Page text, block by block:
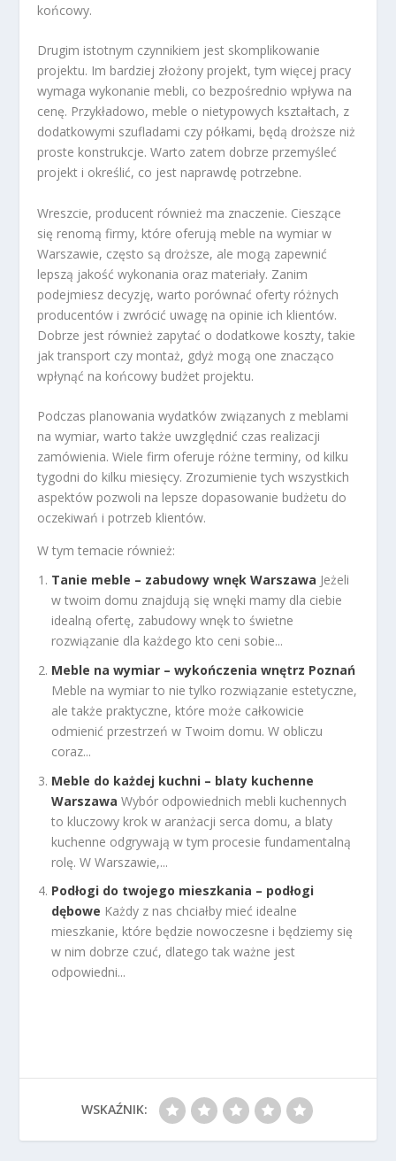
końcowy.
Drugim istotnym czynnikiem jest skomplikowanie
projektu. Im bardziej złożony projekt, tym więcej pracy
wymaga wykonanie mebli, co bezpośrednio wpływa na
cenę. Przykładowo, meble o nietypowych kształtach, z
dodatkowymi szufladami czy półkami, będą droższe niż
proste konstrukcje. Warto zatem dobrze przemyśleć
projekt i określić, co jest naprawdę potrzebne.
Wreszcie, producent również ma znaczenie. Cieszące
się renomą firmy, które oferują meble na wymiar w
Warszawie, często są droższe, ale mogą zapewnić
lepszą jakość wykonania oraz materiały. Zanim
podejmiesz decyzję, warto porównać oferty różnych
producentów i zwrócić uwagę na opinie ich klientów.
Dobrze jest również zapytać o dodatkowe koszty, takie
jak transport czy montaż, gdyż mogą one znacząco
wpłynąć na końcowy budżet projektu.
Podczas planowania wydatków związanych z meblami
na wymiar, warto także uwzględnić czas realizacji
zamówienia. Wiele firm oferuje różne terminy, od kilku
tygodni do kilku miesięcy. Zrozumienie tych wszystkich
aspektów pozwoli na lepsze dopasowanie budżetu do
oczekiwań i potrzeb klientów.
W tym temacie również:
Tanie meble – zabudowy wnęk Warszawa Jeżeli
w twoim domu znajdują się wnęki mamy dla ciebie
idealną ofertę, zabudowy wnęk to świetne
rozwiązanie dla każdego kto ceni sobie...
Meble na wymiar – wykończenia wnętrz Poznań
Meble na wymiar to nie tylko rozwiązanie estetyczne,
ale także praktyczne, które może całkowicie
odmienić przestrzeń w Twoim domu. W obliczu
coraz...
Meble do każdej kuchni – blaty kuchenne
Warszawa Wybór odpowiednich mebli kuchennych
to kluczowy krok w aranżacji serca domu, a blaty
kuchenne odgrywają w tym procesie fundamentalną
rolę. W Warszawie,...
Podłogi do twojego mieszkania – podłogi
dębowe Każdy z nas chciałby mieć idealne
mieszkanie, które będzie nowoczesne i będziemy się
w nim dobrze czuć, dlatego tak ważne jest
odpowiedni...
WSKAŹNIK: